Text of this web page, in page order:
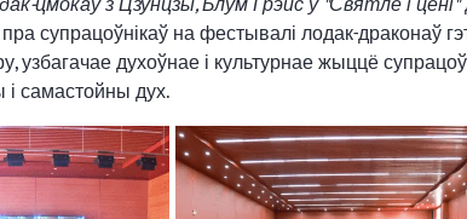
супрацоўнікаў на фестывалі лодак-драконаў
духоўнае і культурнае жыццё
самастойны дух.